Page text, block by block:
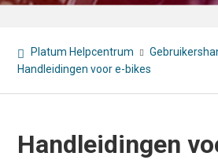
Platum Helpcentrum
Handleidingen voor e-bikes
Handleidingen